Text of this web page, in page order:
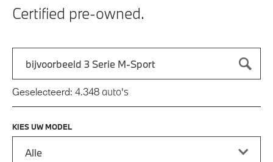
Certified pre-owned.
Zoek naar een automodel, bijvoorbeeld 3 Serie M-Sport
Typ een automodel in en druk op enter om te zoeken
Geselecteerd: 4.348 auto's
KIES UW MODEL